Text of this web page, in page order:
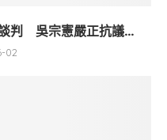
判 吳宗憲嚴正抗議...
02